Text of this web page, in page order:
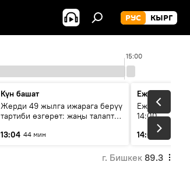
РУС КЫРГ
15:00
Күн башат
Жерди 49 жылга ижарага берүү
тартиби өзгөрөт: жаңы талаптар
13:04 44 мин
Ежедневные
Ежедневные
14:00
14:01
3 мин
г. Бишкек 89.3